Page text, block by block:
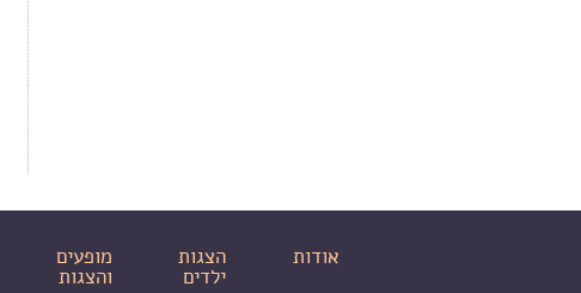
אודות הצגות
ילדים
מופעים
והצגות